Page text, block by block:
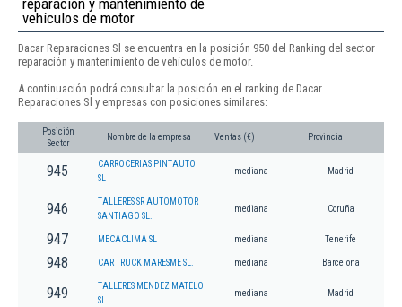
vehículos de motor
Dacar Reparaciones Sl se encuentra en la posición 950 del Ranking del sector
reparación y mantenimiento de vehículos de motor.
A continuación podrá consultar la posición en el ranking de Dacar
Reparaciones Sl y empresas con posiciones similares:
Posición
Sector
Nombre de la empresa Ventas (€) Provincia
945
CARROCERIAS PINTAUTO
SL
mediana Madrid
946
TALLERES SR AUTOMOTOR
SANTIAGO SL.
mediana Coruña
947 MECACLIMA SL mediana Tenerife
948 CAR TRUCK MARESME SL. mediana Barcelona
949
TALLERES MENDEZ MATELO
SL
mediana Madrid